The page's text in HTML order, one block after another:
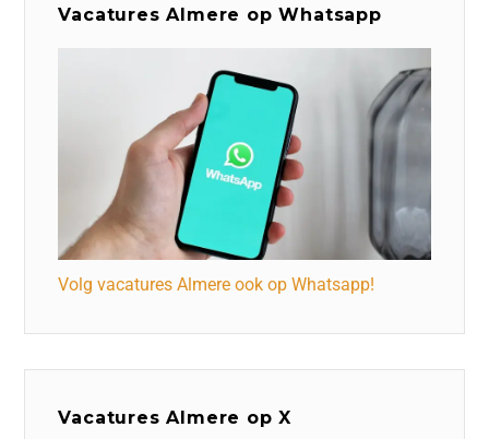
Vacatures Almere op Whatsapp
Volg vacatures Almere ook op Whatsapp!
Vacatures Almere op X